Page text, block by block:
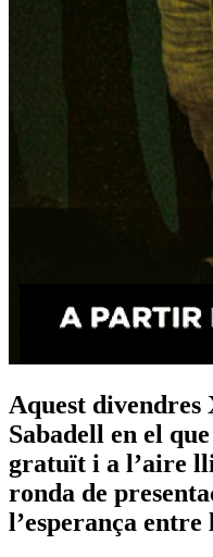
Aquest
Sabadell en el
gratuït i a l’aire
ronda de
l’esperança entre